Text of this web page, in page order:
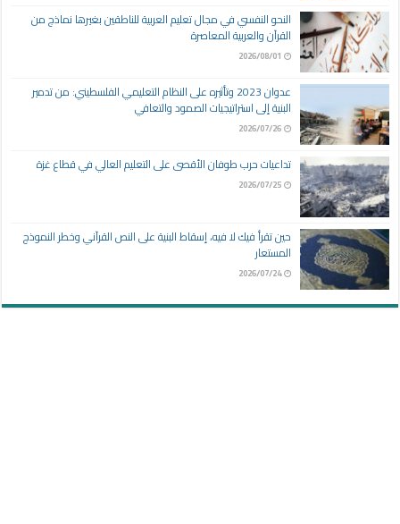
النحو النفسي في مجال تعليم العربية للناطقين بغيرها نماذج من
القرآن والعربية المعاصرة
2026/08/01
عدوان 2023 وتأثيره على النظام التعليمي الفلسطيني: من تدمير
البنية إلى استراتيجيات الصمود والتعافي
2026/07/26
تداعيات حرب طوفان الأقصى على التعليم العالي في قطاع غزة
2026/07/25
حين تقرأ فيك لا فيه، إسقاط البنية على النص القرآني وخطر النموذج
المستعار
2026/07/24